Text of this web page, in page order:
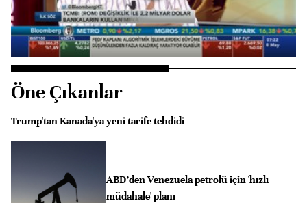
Oynat
Öne Çıkanlar
Trump'tan Kanada'ya yeni tarife tehdidi
ABD’den Venezuela petrolü için 'hızlı
müdahale' planı